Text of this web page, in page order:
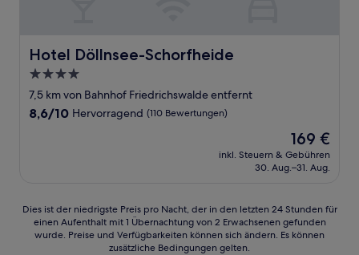
Hotel Döllnsee-Schorfheide
Hotel Döllnsee-Schorfheide
4.0-
Sterne-
Unterkunft
7,5 km von Bahnhof Friedrichswalde entfernt
8.6
8,6/10 Hervorragend (110 Bewertungen)
Der
Preis
beträgt
169 €
inkl. Steuern & Gebühren
30. Aug.–31. Aug.
Dies
der
Dies ist der niedrigste Preis pro Nacht, der in den letzten 24 Stunden für
einen Aufenthalt mit 1 Übernachtung von 2 Erwachsenen gefunden
wurde. Preise und Verfügbarkeiten können sich ändern. Es können
zusätzliche Bedingungen gelten.